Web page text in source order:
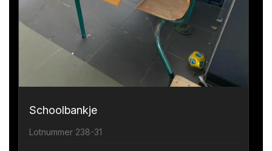
Schoolbankje
Lotnummer 238-31